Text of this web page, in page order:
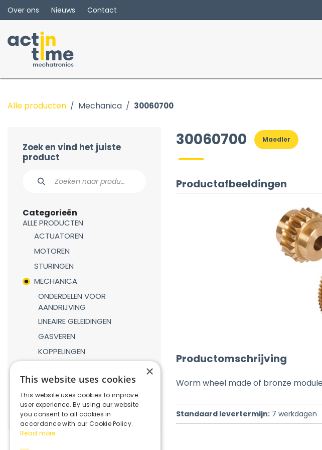
Overslaan naar inhoud
Over ons Nieuws Contact
Alle producten Mechanica 30060700
Zoek en vind het juiste
product
Categorieën
ALLE PRODUCTEN
ACTUATOREN
MOTOREN
STURINGEN
MECHANICA
ONDERDELEN VOOR
AANDRIJVING
LINEAIRE GELEIDINGEN
GASVEREN
KOPPELINGEN
VERBINDINGSDELEN
ROBOTICA
30060700 Maedler
Productafbeeldingen
Productomschrijving
Worm wheel made of bronze
Standaard levertermijn: 7 werkdagen
×
This website uses cookies
This website uses cookies to improve
user experience. By using our website
you consent to all cookies in
accordance with our Cookie Policy.
Read more